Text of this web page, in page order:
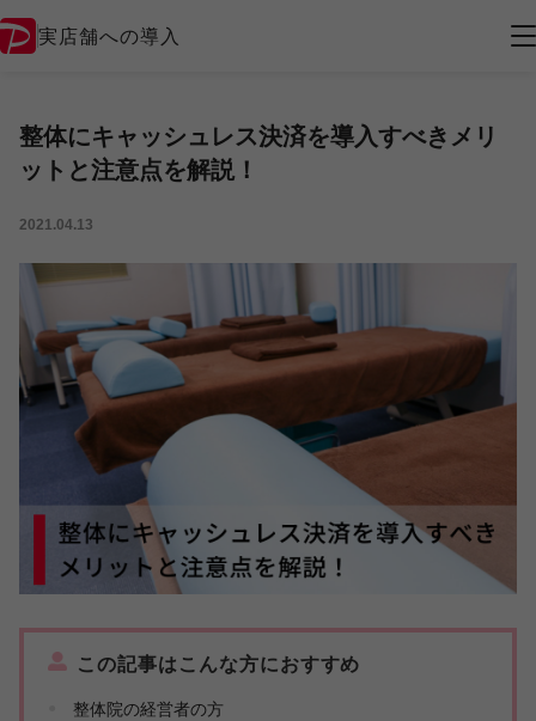
実店舗への導入
整体にキャッシュレス決済を導入すべきメリ
ットと注意点を解説！
2021.04.13
この記事はこんな方におすすめ
整体院の経営者の方